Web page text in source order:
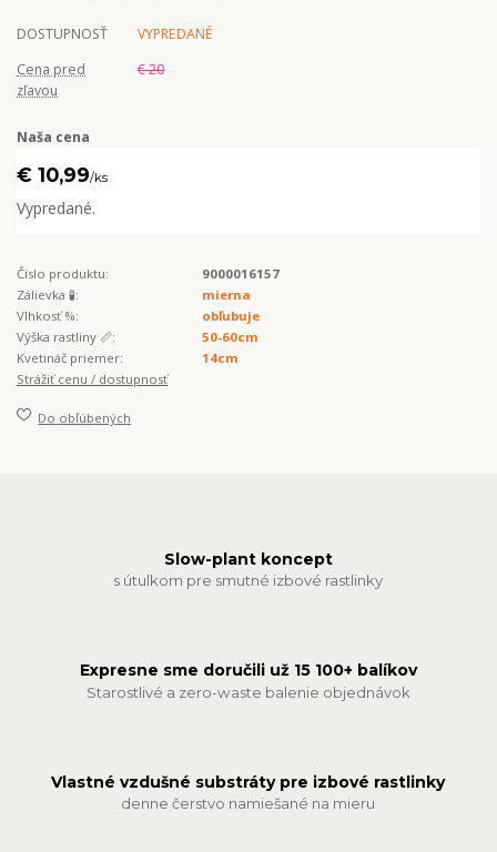
DOSTUPNOSŤ
VYPREDANÉ
Cena pred
zľavou
€ 20
Naša cena
€ 10,99/ks
Vypredané.
Číslo produktu:
9000016157
Zálievka 🧪:
mierna
Vlhkosť %:
obľubuje
Výška rastliny 📏:
50-60cm
Kvetináč priemer:
14cm
Strážiť cenu / dostupnosť
Do obľúbených
Slow-plant koncept
s útulkom pre smutné izbové rastlinky
Expresne sme doručili už 15 100+ balíkov
Starostlivé a zero-waste balenie objednávok
Vlastné vzdušné substráty pre izbové rastlinky
denne čerstvo namiešané na mieru